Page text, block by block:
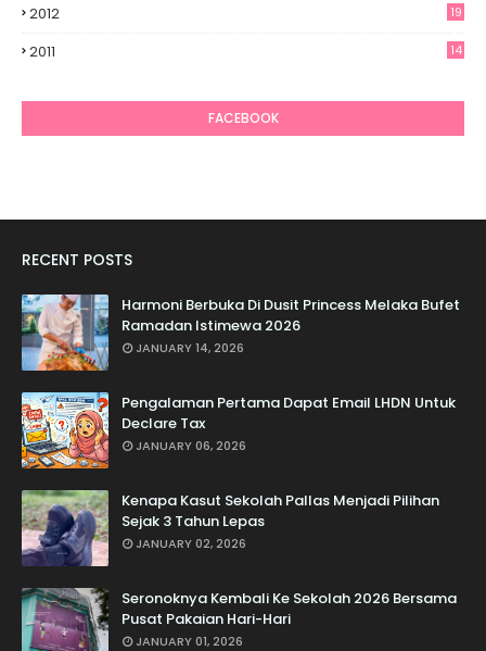
2012
19
2011
14
FACEBOOK
RECENT POSTS
Harmoni Berbuka Di Dusit Princess Melaka Bufet
Ramadan Istimewa 2026
JANUARY 14, 2026
Pengalaman Pertama Dapat Email LHDN Untuk
Declare Tax
JANUARY 06, 2026
Kenapa Kasut Sekolah Pallas Menjadi Pilihan
Sejak 3 Tahun Lepas
JANUARY 02, 2026
Seronoknya Kembali Ke Sekolah 2026 Bersama
Pusat Pakaian Hari-Hari
JANUARY 01, 2026